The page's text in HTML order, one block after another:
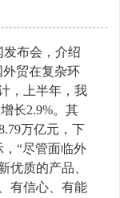
发布会，介绍
外贸在复杂环
，上半年，我
长2.9%。其
万亿元，下
，“尽管面临外
优质的产品、
有信心、有能